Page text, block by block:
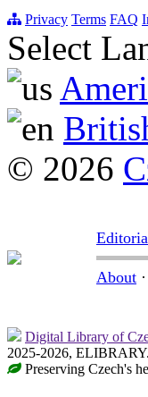
Privacy Terms FAQ
Select
© 2026
About ·
Digital Library of
2025-2026,
Preserving Czech's